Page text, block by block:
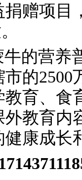
赠项目
的营养
的
教育、食
教育内
康成长